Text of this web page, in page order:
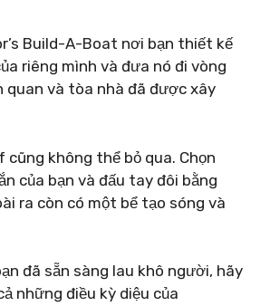
Build-A-Boat nơi bạn thiết kế
riêng mình và đưa nó đi vòng
quan và tòa nhà đã được xây
cũng không thể bỏ qua. Chọn
của bạn và đấu tay đôi bằng
ra còn có một bể tạo sóng và
đã sẵn sàng lau khô người, hãy
những điều kỳ diệu của